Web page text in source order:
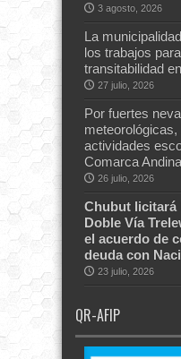
3 agosto, 2026
La
los trabajos
transitabilidad
27 julio, 2026
Por fuertes
actividades
Comarca
26 julio, 2026
Chubut licitará
Doble Vía
el acuerdo de
deuda con
23 julio, 2026
QR-AFIP